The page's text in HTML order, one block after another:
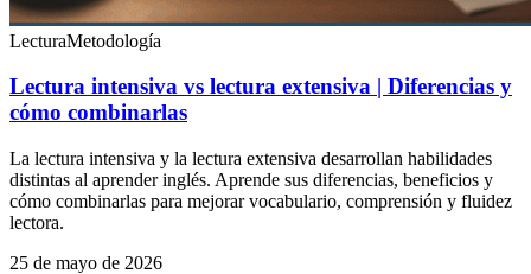
LecturaMetodología
Lectura intensiva vs lectura extensiva | Diferencias y
cómo combinarlas
La lectura intensiva y la lectura extensiva desarrollan habilidades
distintas al aprender inglés. Aprende sus diferencias, beneficios y
cómo combinarlas para mejorar vocabulario, comprensión y fluidez
lectora.
25 de mayo de 2026